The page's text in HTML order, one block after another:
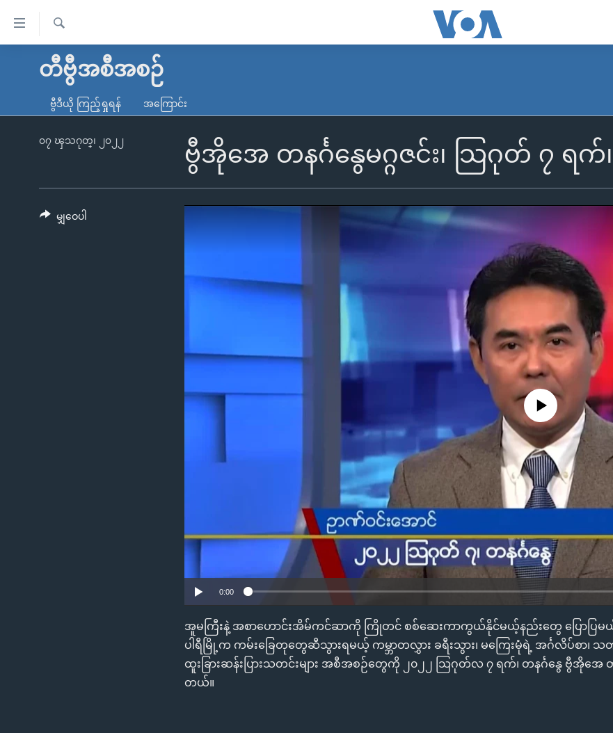
လွယ်ကူ
သည့်
မူလစာမျက်နှာ
ကမ္ဘာ့သတင်းများ
နိုင်ငံတကာ
တရုတ်
အစ္စရေး-ပါလက်စတိုင်း
ရပ်ဝန်းတခု လမ်းတခု အလွန်
အင်္ဂလိပ်စာလေ့လာမယ်
ရှာဖွေ
ရ
တီဗွီအစီအစဉ်
ဗွီဒီယို ကြည့်ရှုရန် အကြောင်း
ဗွီအိုအေ တနင်္ဂနွေမဂ္ဂဇင်း၊ သြဂုတ် ၇ ရက်
၀၇ ၾသဂုတ္၊ ၂၀၂၂
No media source currently
0:00
အူမကြီးနဲ့ အစာဟောင်းအိမ်ကင်ဆာကို ကြိုတင် စစ်ဆေးကာကွယ်နိုင်မယ့်နည်းတွေ ပြောပြမယ့်
ပါရီမြို့က ကမ်းခြေတုတွေဆီသွားရမယ့် ကမ္ဘာတလွှား ခရီးသွား၊ မကြေးမုံရဲ့ အင်္ဂလိပ်စာ၊
ထူးခြားဆန်းပြားသတင်းများ အစီအစဉ်တွေကို ၂၀၂၂ သြဂုတ်လ ၇ ရက်၊ တနင်္ဂနွေ ဗွီအိုအေ တီ
တယ်။
မျှဝေပါ